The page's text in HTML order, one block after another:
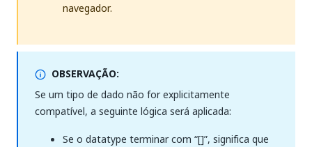
navegador.
OBSERVAÇÃO:
Se um tipo de dado não for explicitamente
compatível, a seguinte lógica será aplicada:
Se o datatype terminar com “[]”, significa que